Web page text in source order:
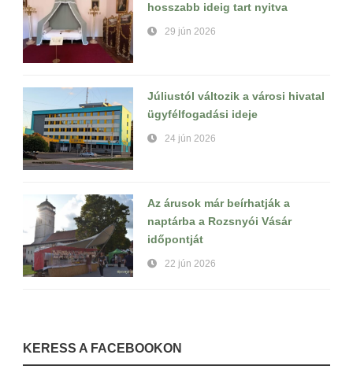
hosszabb ideig tart nyitva
29 jún 2026
Júliustól változik a városi hivatal
ügyfélfogadási ideje
24 jún 2026
Az árusok már beírhatják a
naptárba a Rozsnyói Vásár
időpontját
22 jún 2026
KERESS A FACEBOOKON